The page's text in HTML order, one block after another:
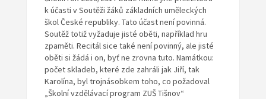
k účasti v Soutěži žáků základních uměleckých
škol České republiky. Tato účast není povinná.
Soutěž totiž vyžaduje jisté oběti, například hru
zpaměti. Recitál sice také není povinný, ale jisté
oběti si žádá i on, byť ne zrovna tuto. Namátkou:
počet skladeb, které zde zahráli jak Jiří, tak
Karolína, byl trojnásobkem toho, co požadoval
„Školní vzdělávací program ZUŠ Tišnov“